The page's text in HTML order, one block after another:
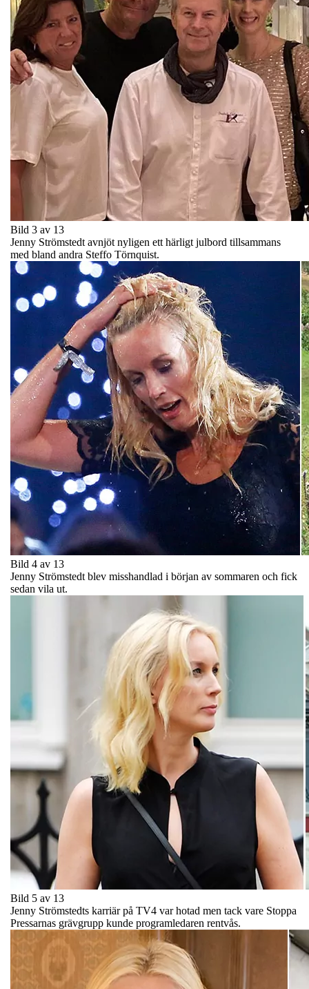
Bild 3 av 13
Jenny Strömstedt avnjöt nyligen ett härligt julbord tillsammans
med bland andra Steffo Törnquist.
Bild 4 av 13
Jenny Strömstedt blev misshandlad i början av sommaren och fick
sedan vila ut.
Bild 5 av 13
Jenny Strömstedts karriär på TV4 var hotad men tack vare Stoppa
Pressarnas grävgrupp kunde programledaren rentvås.